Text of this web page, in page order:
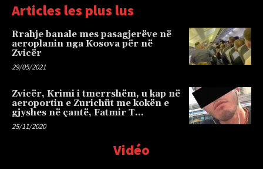
Articles les plus lus
Rrahje banale mes pasagjerëve në
aeroplanin nga Kosova për në
Zvicër
29/05/2021
Zvicër, Krimi i tmerrshëm, u kap në
aeroportin e Zurichüt me kokën e
gjyshes në çantë, Fatmir T…
25/11/2020
Vidéo